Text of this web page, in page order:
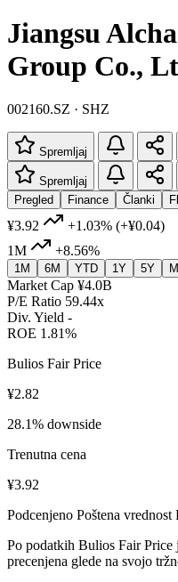
Jiangsu
Group Co.,
002160.SZ · SHZ
Spremljaj
Spremljaj
Pregled
Finance Članki
¥3.92 +1.03% (+¥0.04)
1M
+8.56%
1M 6M YTD 1Y 5Y
Market Cap ¥4.0B
P/E Ratio 59.44x
Div. Yield -
ROE 1.81%
Bulios Fair Price
¥2.82
28.1% downside
Trenutna cena
¥3.92
Podcenjeno Poštena vrednost
Po podatkih Bulios Fair Price
precenjena glede na svojo